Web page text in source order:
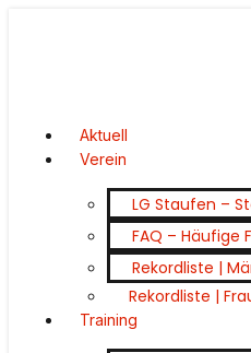
Aktuell
Verein
LG Staufen –
FAQ – Häufige
Rekordliste |
Rekordliste |
Training